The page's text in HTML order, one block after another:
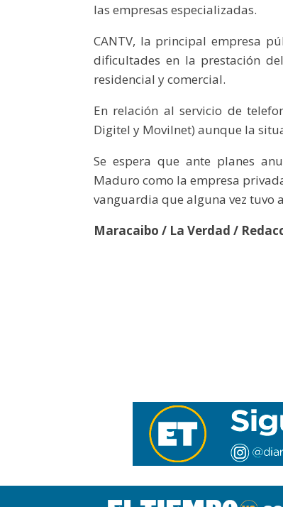
las empresas especializadas.
CANTV, la principal empresa
dificultades en la prestación
residencial y comercial.
En relación al servicio de
Digitel y Movilnet) aunque la
Se espera que ante planes
Maduro como la empresa
vanguardia que alguna vez tuvo
Maracaibo / La Verdad /